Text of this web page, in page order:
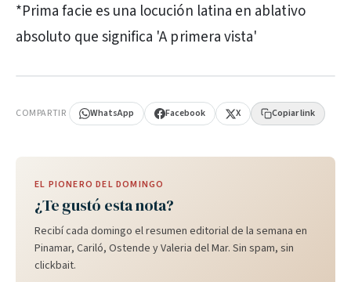
*Prima facie es una locución latina en ablativo
absoluto que significa 'A primera vista'
COMPARTIR WhatsApp Facebook X Copiar link
EL PIONERO DEL DOMINGO
¿Te gustó esta nota?
Recibí cada domingo el resumen editorial de la semana en
Pinamar, Cariló, Ostende y Valeria del Mar. Sin spam, sin
clickbait.